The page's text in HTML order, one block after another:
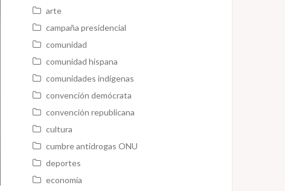
arte
campaña presidencial
comunidad
comunidad hispana
comunidades indígenas
convención demócrata
convención republicana
cultura
cumbre antidrogas ONU
deportes
economía